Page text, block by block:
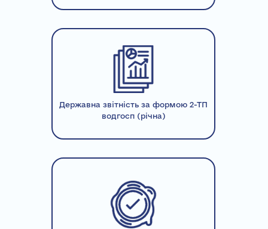
Державна звітність за формою 2-ТП
водгосп (річна)